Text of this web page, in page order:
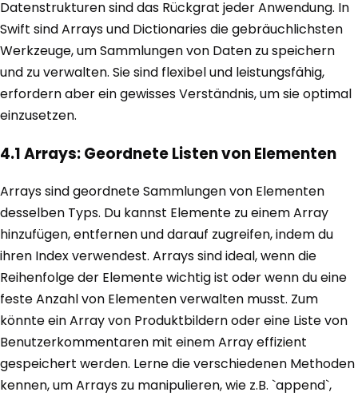
Datenstrukturen sind das Rückgrat jeder Anwendung. In
Swift sind Arrays und Dictionaries die gebräuchlichsten
Werkzeuge, um Sammlungen von Daten zu speichern
und zu verwalten. Sie sind flexibel und leistungsfähig,
erfordern aber ein gewisses Verständnis, um sie optimal
einzusetzen.
4.1 Arrays: Geordnete Listen von Elementen
Arrays sind geordnete Sammlungen von Elementen
desselben Typs. Du kannst Elemente zu einem Array
hinzufügen, entfernen und darauf zugreifen, indem du
ihren Index verwendest. Arrays sind ideal, wenn die
Reihenfolge der Elemente wichtig ist oder wenn du eine
feste Anzahl von Elementen verwalten musst. Zum
könnte ein Array von Produktbildern oder eine Liste von
Benutzerkommentaren mit einem Array effizient
gespeichert werden. Lerne die verschiedenen Methoden
kennen, um Arrays zu manipulieren, wie z.B. `append`,